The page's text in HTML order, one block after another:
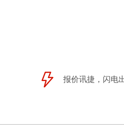
报价讯捷，闪电